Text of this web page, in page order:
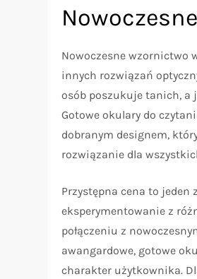
Nowoczesne wzornictwo
innych rozwiązań
osób poszukuje tanich, a
Gotowe okulary do
dobranym designem,
rozwiązanie dla
Przystępna cena to
eksperymentowanie z
połączeniu z
awangardowe, gotowe
charakter użytkownika.